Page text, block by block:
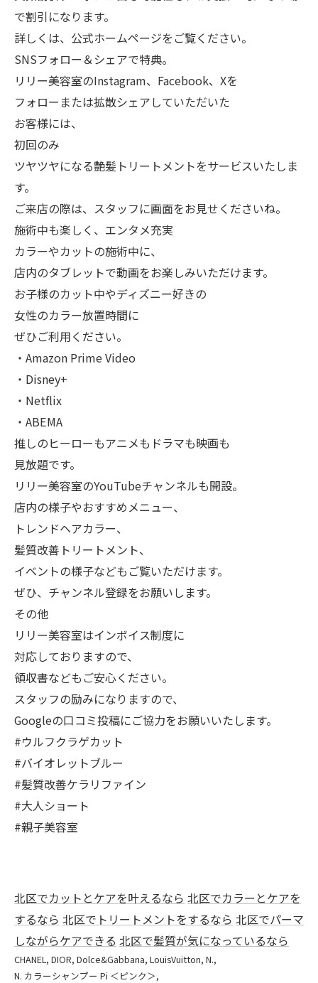
で割引になります。
詳しくは、公式ホームページをご覧ください。
SNSフォロー＆シェアで特典。
リリー美容室のInstagram、Facebook、Xを
フォローまたは拡散シェアしていただいた
お客様には、
初回のみ
ツヤツヤになる艶髪トリートメントをサービスいたしま
す。
ご来店の際は、スタッフに画面をお見せくださいね。
施術中も楽しく、エンタメ充実
カラーやカットの施術中に、
店内のタブレットで動画をお楽しみいただけます。
お子様のカット中やディズニー好きの
女性のカラー放置時間に
ぜひご利用ください。
・Amazon Prime Video
・Disney+
・Netflix
・ABEMA
推しのヒーローもアニメもドラマも映画も
見放題です。
リリー美容室のYouTubeチャンネルも開設。
店内の様子やおすすめメニュー、
トレンドヘアカラー、
髪質改善トリートメント、
イベントの様子などもご覧いただけます。
ぜひ、チャンネル登録をお願いします。
その他
リリー美容室はインボイス制度に
対応しておりますので、
領収書などもご安心ください。
スタッフの励みになりますので、
Googleの口コミ投稿にご協力をお願いいたします。
​#ウルフクラゲカット
#バイオレットブルー
#髪質改善ケラリファイン
#大人ショート
#親子美容室
北区でカットとケアを叶えるなら 北区でカラーとケアを
するなら 北区でトリートメントをするなら 北区でパーマ
しながらケアできる 北区で髪質が気になっているなら
CHANEL DIOR Dolce&Gabbana LouisVuitton N.
N. カラーシャンプー Pi ＜ピンク＞